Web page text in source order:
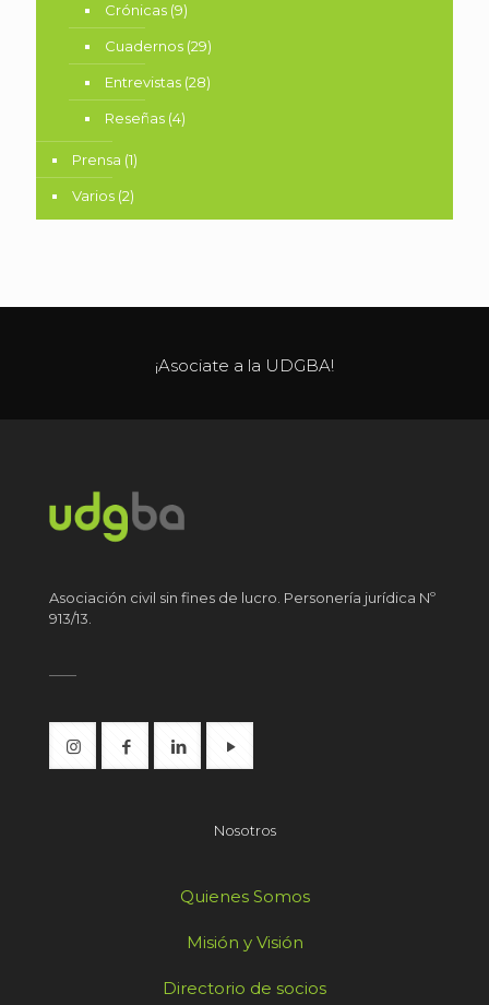
Crónicas (9)
Cuadernos (29)
Entrevistas (28)
Reseñas (4)
Prensa (1)
Varios (2)
¡Asociate a la UDGBA!
Asociación civil sin fines de lucro. Personería jurídica Nº
913/13.
Nosotros
Quienes Somos
Misión y Visión
Directorio de socios